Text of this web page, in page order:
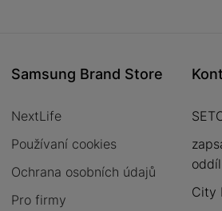
Samsung Brand Store
NextLife
Používaní cookies
Ochrana osobních údajů
Pro firmy
City